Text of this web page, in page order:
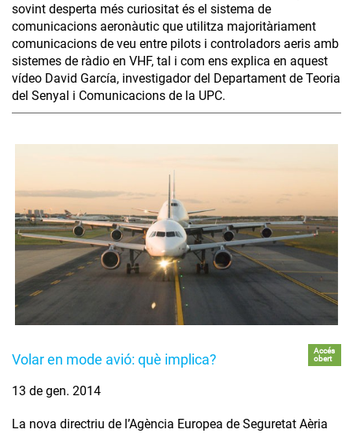
sovint desperta més curiositat és el sistema de
comunicacions aeronàutic que utilitza majoritàriament
comunicacions de veu entre pilots i controladors aeris amb
sistemes de ràdio en VHF, tal i com ens explica en aquest
vídeo David García, investigador del Departament de Teoria
del Senyal i Comunicacions de la UPC.
Volar en mode avió: què implica?
Accés
obert
13 de gen. 2014
La nova directriu de l’Agència Europea de Seguretat Aèria